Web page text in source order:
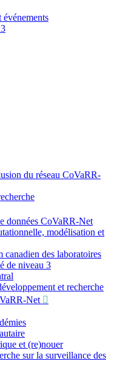
événements
du réseau CoVaRR-
données CoVaRR-Net
modélisation et
des laboratoires
de niveau 3
et recherche
Net
et (re)nouer
sur la surveillance des